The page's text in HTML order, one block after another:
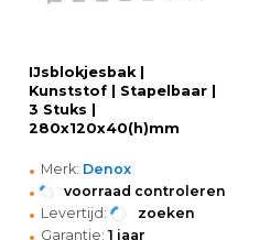
IJsblokjesbak |
Kunststof | Stapelbaar |
3 Stuks |
280x120x40(h)mm
• Merk: Denox
• voorraad controleren
• Levertijd: zoeken
Garantie: 1 jaar